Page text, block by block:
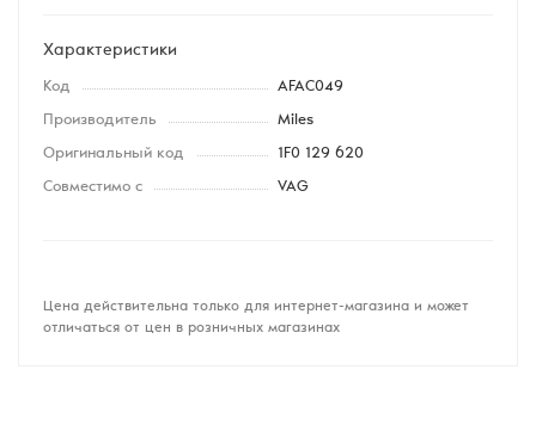
Характеристики
Код AFAC049
Производитель Miles
Оригинальный код 1F0 129 620
Совместимо с VAG
Цена действительна только для интернет-магазина и может
отличаться от цен в розничных магазинах